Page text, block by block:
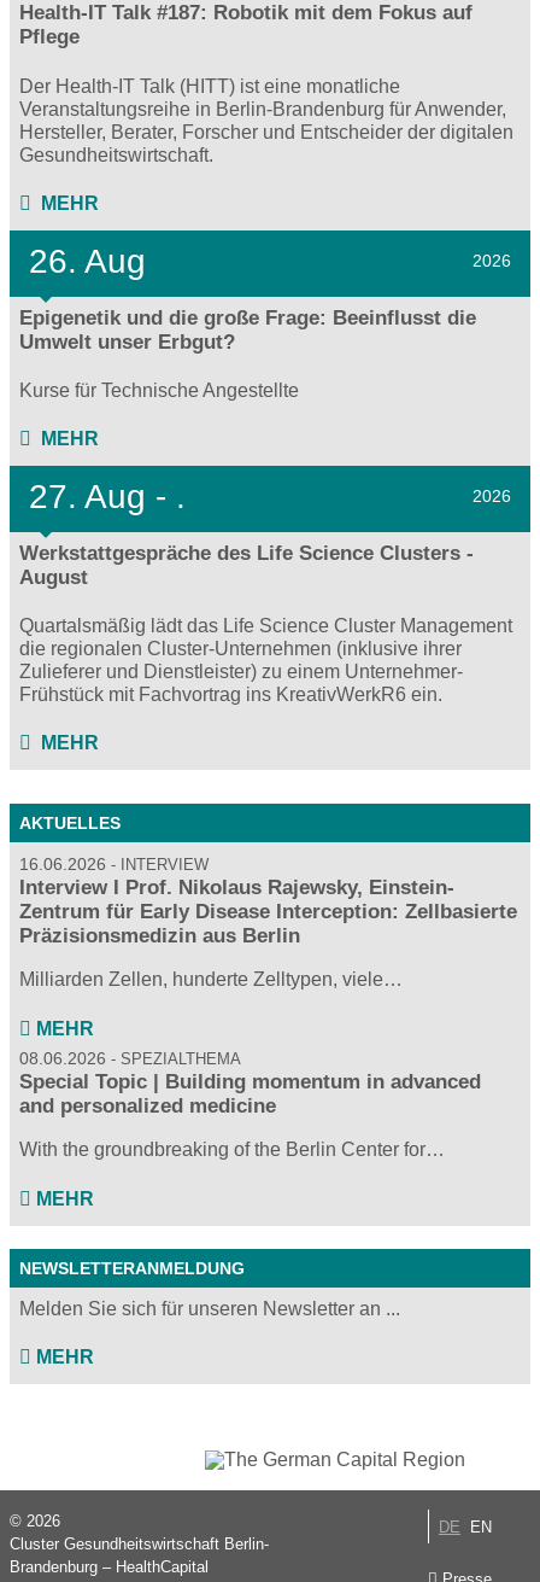
Health-IT Talk #187: Robotik mit dem Fokus auf
Pflege
Der Health-IT Talk (HITT) ist eine monatliche
Veranstaltungsreihe in Berlin-Brandenburg für Anwender,
Hersteller, Berater, Forscher und Entscheider der digitalen
Gesundheitswirtschaft.
MEHR
26. Aug 2026
Epigenetik und die große Frage: Beeinflusst die
Umwelt unser Erbgut?
Kurse für Technische Angestellte
MEHR
27. Aug - . 2026
Werkstattgespräche des Life Science Clusters -
August
Quartalsmäßig lädt das Life Science Cluster Management
die regionalen Cluster-Unternehmen (inklusive ihrer
Zulieferer und Dienstleister) zu einem Unternehmer-
Frühstück mit Fachvortrag ins KreativWerkR6 ein.
MEHR
AKTUELLES
16.06.2026 INTERVIEW
Interview I Prof. Nikolaus Rajewsky, Einstein-
Zentrum für Early Disease Interception: Zellbasierte
Präzisionsmedizin aus Berlin
Milliarden Zellen, hunderte Zelltypen, viele…
MEHR
08.06.2026 SPEZIALTHEMA
Special Topic | Building momentum in advanced
and personalized medicine
With the groundbreaking of the Berlin Center for…
MEHR
NEWSLETTERANMELDUNG
Melden Sie sich für unseren Newsletter an ...
MEHR
DE EN
© 2026
Cluster Gesundheitswirtschaft Berlin-
Brandenburg – HealthCapital